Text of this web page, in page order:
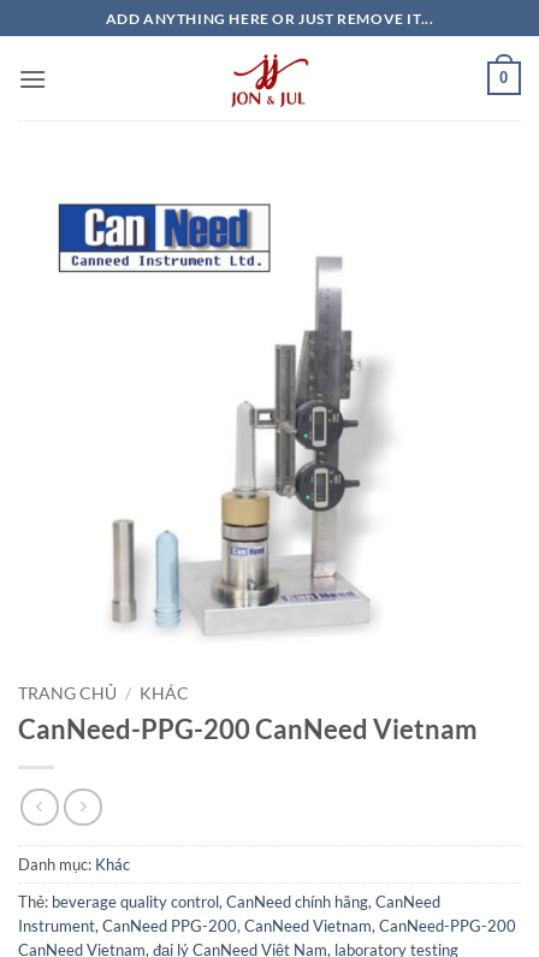
qua
nội
ADD ANYTHING HERE OR JUST REMOVE IT...
0
TRANG CHỦ / KHÁC
CanNeed-PPG-200 CanNeed Vietnam
Danh mục: Khác
Thẻ: beverage quality control,CanNeed chính hãng,CanNeed
Instrument,CanNeed PPG-200,CanNeed Vietnam,CanNeed-PPG-200
CanNeed Vietnam,đại lý CanNeed Việt Nam, laboratory testing